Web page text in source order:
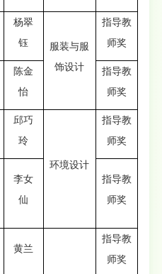
杨翠
钰
服装与服
饰设计
指导教
师奖
陈金
怡
指导教
师奖
邱巧
玲
环境设计
指导教
师奖
李女
仙
指导教
师奖
黄兰
指导教
师奖